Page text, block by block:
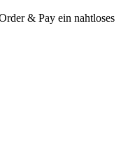
& Pay ein nahtloses